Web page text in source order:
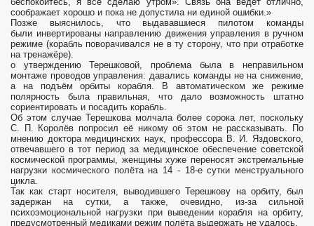
соображает хорошо и пока не допустила ни единой ошибки.»
Позже выяснилось, что выдававшиеся пилотом команды
были инвертированы направлению движения управления в ручном
режиме (корабль поворачивался не в ту сторону, что при отработке
на тренажёре).
о утверждению Терешковой, проблема была в неправильном
монтаже проводов управления: давались команды не на снижение,
а на подъём орбиты корабля. В автоматическом же режиме
полярность была правильная, что дало возможность штатно
сориентировать и посадить корабль.
Об этом случае Терешкова молчала более сорока лет, поскольку
С. П. Королёв попросил её никому об этом не рассказывать. По
мнению доктора медицинских наук, профессора В. И. Яздовского,
отвечавшего в тот период за медицинское обеспечение советской
космической программы, женщины хуже переносят экстремальные
нагрузки космического полёта на 14 - 18-е сутки менструального
цикла.
Так как старт носителя, выводившего Терешкову на орбиту, был
задержан на сутки, а также, очевидно, из-за сильной
психоэмоциональной нагрузки при выведении корабля на орбиту,
предусмотренный медиками режим полёта выдержать не удалось.